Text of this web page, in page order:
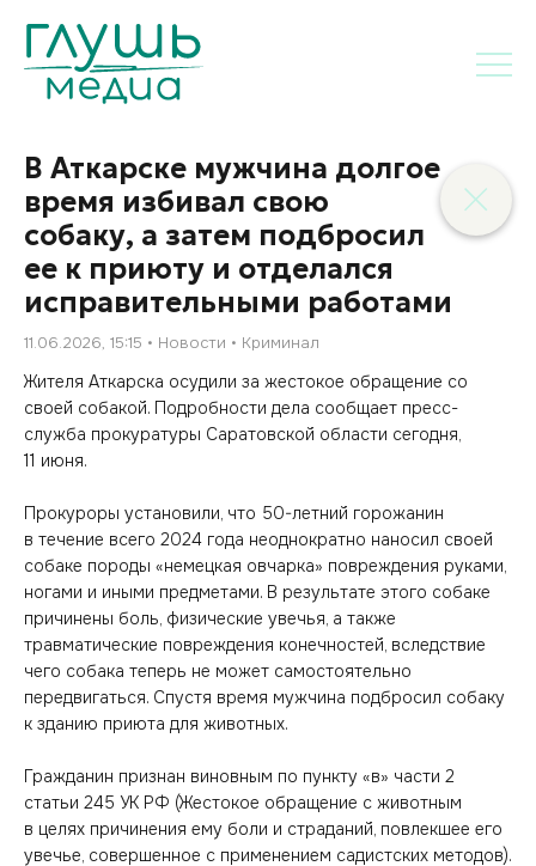
В Аткарске мужчина долгое
время избивал свою
собаку, а затем подбросил
ее к приюту и отделался
исправительными работами
11.06.2026, 15:15 Новости Криминал
Жителя Аткарска осудили за жестокое обращение со
своей собакой. Подробности дела сообщает пресс-
служба прокуратуры Саратовской области сегодня,
11 июня.
Прокуроры установили, что 50-летний горожанин
в течение всего 2024 года неоднократно наносил своей
собаке породы «немецкая овчарка» повреждения руками,
ногами и иными предметами. В результате этого собаке
причинены боль, физические увечья, а также
травматические повреждения конечностей, вследствие
чего собака теперь не может самостоятельно
передвигаться. Спустя время мужчина подбросил собаку
к зданию приюта для животных.
Гражданин признан виновным по пункту «в» части 2
статьи 245 УК РФ (Жестокое обращение с животным
в целях причинения ему боли и страданий, повлекшее его
увечье, совершенное с применением садистских методов).